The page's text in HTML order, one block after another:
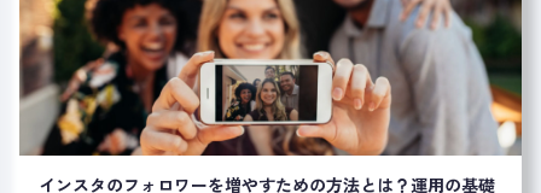
インスタのフォロワーを増やすための方法とは？運用の基礎